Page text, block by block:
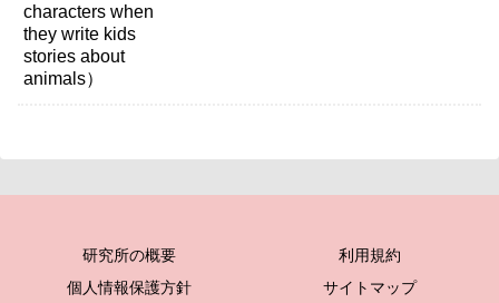
研究所の概要
利用規約
個人情報保護方針
サイトマップ